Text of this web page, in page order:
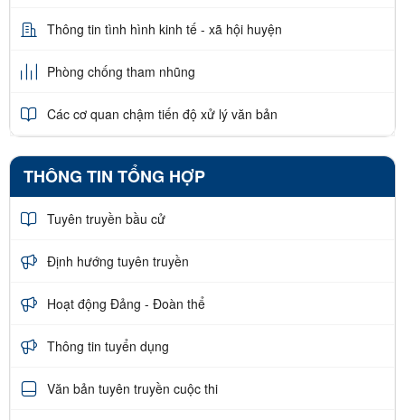
Thông tin tình hình kinh tế - xã hội huyện
Phòng chống tham nhũng
Các cơ quan chậm tiến độ xử lý văn bản
THÔNG TIN TỔNG HỢP
Tuyên truyền bầu cử
Định hướng tuyên truyền
Hoạt động Đảng - Đoàn thể
Thông tin tuyển dụng
Văn bản tuyên truyền cuộc thi